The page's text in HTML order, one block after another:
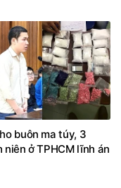
buôn ma túy, 3
niên ở TPHCM lĩnh án